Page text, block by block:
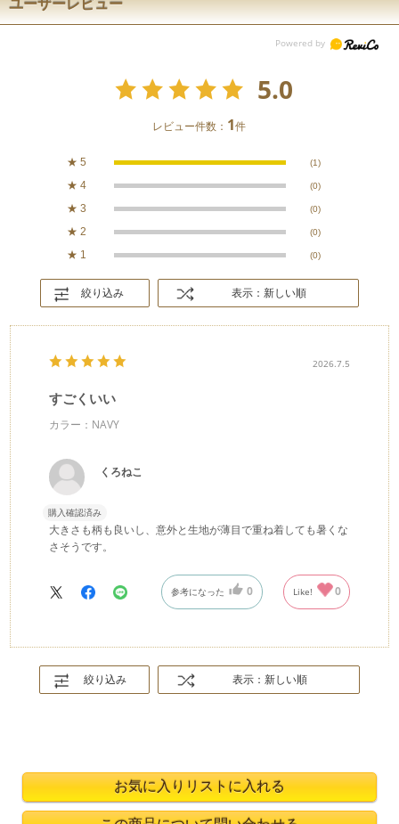
ユーザーレビュー
5.0
レビュー件数： 1件
★ 5 (1)
★ 4 (0)
★ 3 (0)
★ 2 (0)
★ 1 (0)
絞り込み 表示：新しい順
2026.7.5
すごくいい
カラー：NAVY
くろねこ
購入確認済み
大きさも柄も良いし、意外と生地が薄目で重ね着しても暑くな
さそうです。
参考になった 0 Like! 0
絞り込み 表示：新しい順